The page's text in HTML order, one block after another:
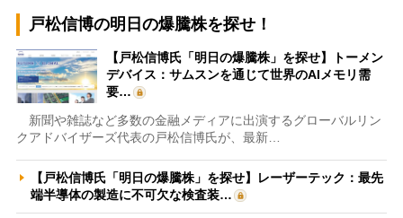
戸松信博の明日の爆騰株を探せ！
【戸松信博氏「明日の爆騰株」を探せ】トーメン
デバイス：サムスンを通じて世界のAIメモリ需
要…
新聞や雑誌など多数の金融メディアに出演するグローバルリン
クアドバイザーズ代表の戸松信博氏が、最新…
【戸松信博氏「明日の爆騰株」を探せ】レーザーテック：最先
端半導体の製造に不可欠な検査装…